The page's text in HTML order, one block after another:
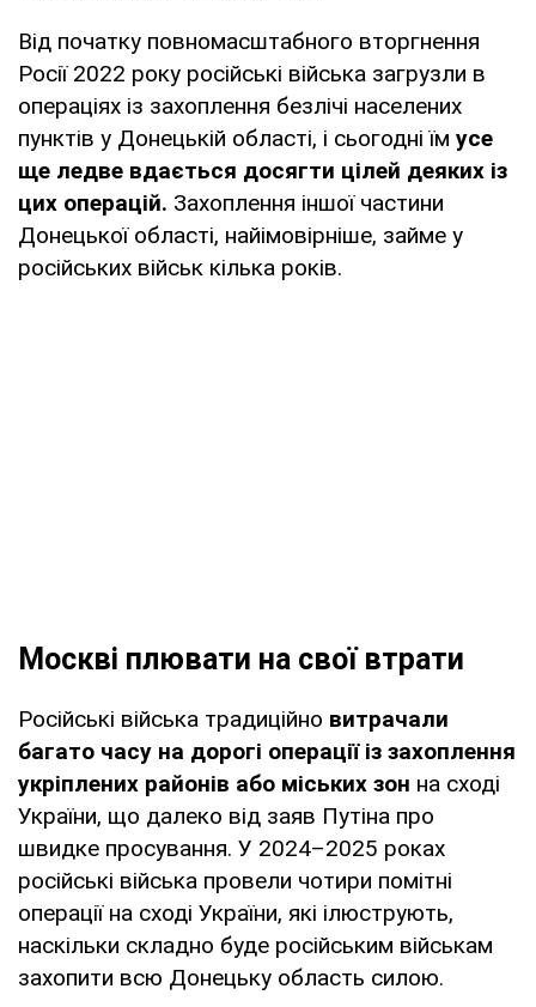
Від початку повномасштабного вторгнення
Росії 2022 року російські війська загрузли в
операціях із захоплення безлічі населених
пунктів у Донецькій області, і сьогодні їм усе
ще ледве вдається досягти цілей деяких із
цих операцій. Захоплення іншої частини
Донецької області, найімовірніше, займе у
російських військ кілька років.
Москві плювати на свої втрати
Російські війська традиційно витрачали
багато часу на дорогі операції із захоплення
укріплених районів або міських зон на сході
України, що далеко від заяв Путіна про
швидке просування. У 2024–2025 роках
російські війська провели чотири помітні
операції на сході України, які ілюструють,
наскільки складно буде російським військам
захопити всю Донецьку область силою.